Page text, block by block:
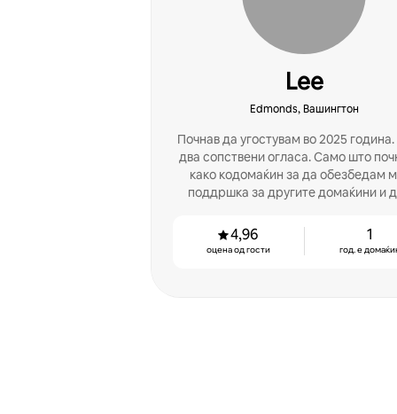
Lee
Edmonds, Вашингтон
Почнав да угостувам во 2025
два сопствени огласа. Само што
како кодомаќин за да обезбедам
поддршка за другите домаќини и
4,96
оцена од гости
1
год. е